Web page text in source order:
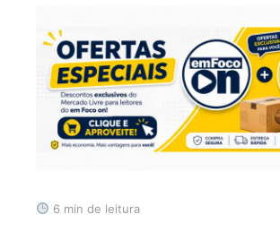
6 min de leitura